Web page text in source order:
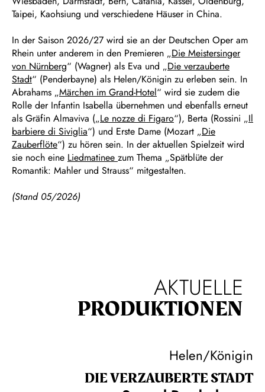
Taipei, Kaohsiung und verschiedene Häuser in China.
In der Saison 2026/27 wird sie an der Deutschen Oper am
Rhein unter anderem in den Premieren „Die Meistersinger
von Nürnberg“ (Wagner) als Eva und „Die verzauberte
Stadt“ (Penderbayne) als Helen/Königin zu erleben sein. In
Abrahams „Märchen im Grand-Hotel“ wird sie zudem die
Rolle der Infantin Isabella übernehmen und ebenfalls erneut
als Gräfin Almaviva („Le nozze di Figaro“), Berta (Rossini „Il
barbiere di Siviglia“) und Erste Dame (Mozart „Die
Zauberflöte“) zu hören sein. In der aktuellen Spielzeit wird
sie noch eine Liedmatinee zum Thema „Spätblüte der
Romantik: Mahler und Strauss“ mitgestalten.
(Stand 05/2026)
AKTUELLE
PRODUKTIONEN
Helen/Königin
DIE VERZAUBERTE STADT